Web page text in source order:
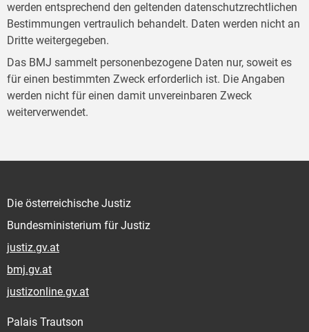
werden entsprechend den geltenden datenschutzrechtlichen
Bestimmungen vertraulich behandelt. Daten werden nicht an
Dritte weitergegeben.
Das BMJ sammelt personenbezogene Daten nur, soweit es
für einen bestimmten Zweck erforderlich ist. Die Angaben
werden nicht für einen damit unvereinbaren Zweck
weiterverwendet.
Die österreichische Justiz
Bundesministerium für Justiz
justiz.gv.at
bmj.gv.at
justizonline.gv.at
Palais Trautson